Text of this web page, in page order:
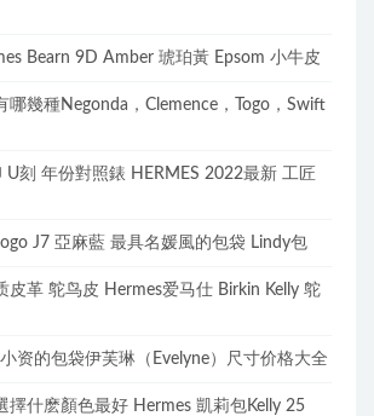
Bearn 9D Amber 琥珀黃 Epsom 小牛皮
哪幾種Negonda，Clemence，Togo，Swift
刻 年份對照錶 HERMES 2022最新 工匠
J7 亞麻藍 最具名媛風的包袋 Lindy包
皮革 鸵鸟皮 Hermes爱马仕 Birkin Kelly 鸵
资的包袋伊芙琳（Evelyne）尺寸价格大全
擇什麽顏色最好 Hermes 凱莉包Kelly 25